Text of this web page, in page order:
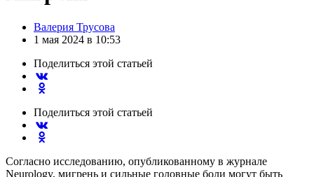
Posted
by
Валерия Трусова
1 мая 2024 в 10:53
Поделиться этой статьей
Поделиться этой статьей
Согласно исследованию, опубликованному в журнале
Neurology, мигрень и сильные головные боли могут быть